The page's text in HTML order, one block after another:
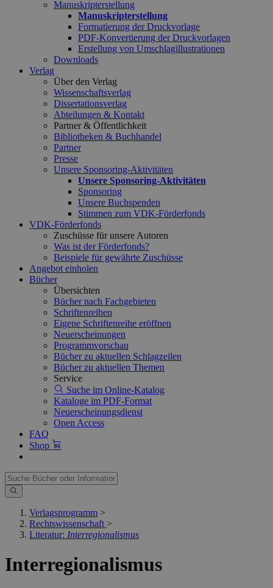
Manuskripterstellung
Manuskripterstellung
Formatierung der Druckvorlage
PDF-Konvertierung der Druckvorlagen
Erstellung von Umschlagillustrationen
Downloads
Verlag
Über den Verlag
Wissenschaftsverlag
Dissertationsverlag
Abteilungen & Kontakt
Partner & Öffentlichkeit
Bibliotheken & Buchhandel
Partner
Presse
Unsere Sponsoring-Aktivitäten
Unsere Sponsoring-Aktivitäten
Sponsoring
Unsere Buchspenden
Stimmen zum VDK-Förderfonds
VDK-Förderfonds
Zuschüsse für unsere Autoren
Was ist der Förderfonds?
Beispiele für gewährte Zuschüsse
Angebot einholen
Bücher
Übersichten
Bücher nach Fachgebieten
Schriftenreihen
Eigene Schriftenreihe eröffnen
Neuerscheinungen
Programmvorschau
Bücher zu aktuellen Schlagzeilen
Bücher zu aktuellen Themen
Service
Suche im Online-Katalog
Kataloge im PDF-Format
Neuerscheinungsdienst
Open Access
FAQ
Shop
Verlagsprogramm >
Rechtswissenschaft >
Literatur: Interregionalismus
Interregionalismus